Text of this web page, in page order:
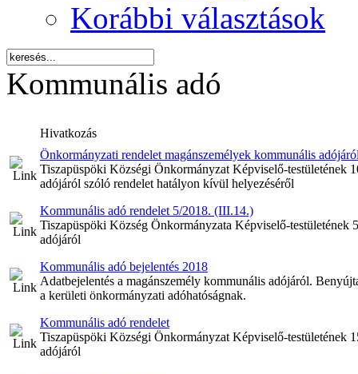
Korábbi választások
Kommunális adó
Hivatkozás
Önkormányzati rendelet magánszemélyek kommunális
Tiszapüspöki Községi Önkormányzat Képviselő-testületének
adójáról szóló rendelet hatályon kívül helyezéséről
Kommunális adó rendelet 5/2018. (III.14.)
Tiszapüspöki Község Önkormányzata Képviselő-
adójáról
Kommunális adó bejelentés 2018
Adatbejelentés a magánszemély kommunális adójáról.
a kerületi önkormányzati adóhatóságnak.
Kommunális adó rendelet
Tiszapüspöki Községi Önkormányzat Képviselő-testületének
adójáról